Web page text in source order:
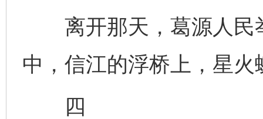
离开那天，葛源人民
中，信江的浮桥上，星火
四